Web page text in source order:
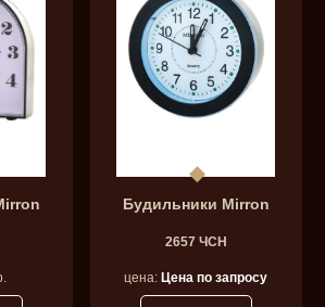
Будильники Mirron
2657 ЧСН
цена: Цена по запросу